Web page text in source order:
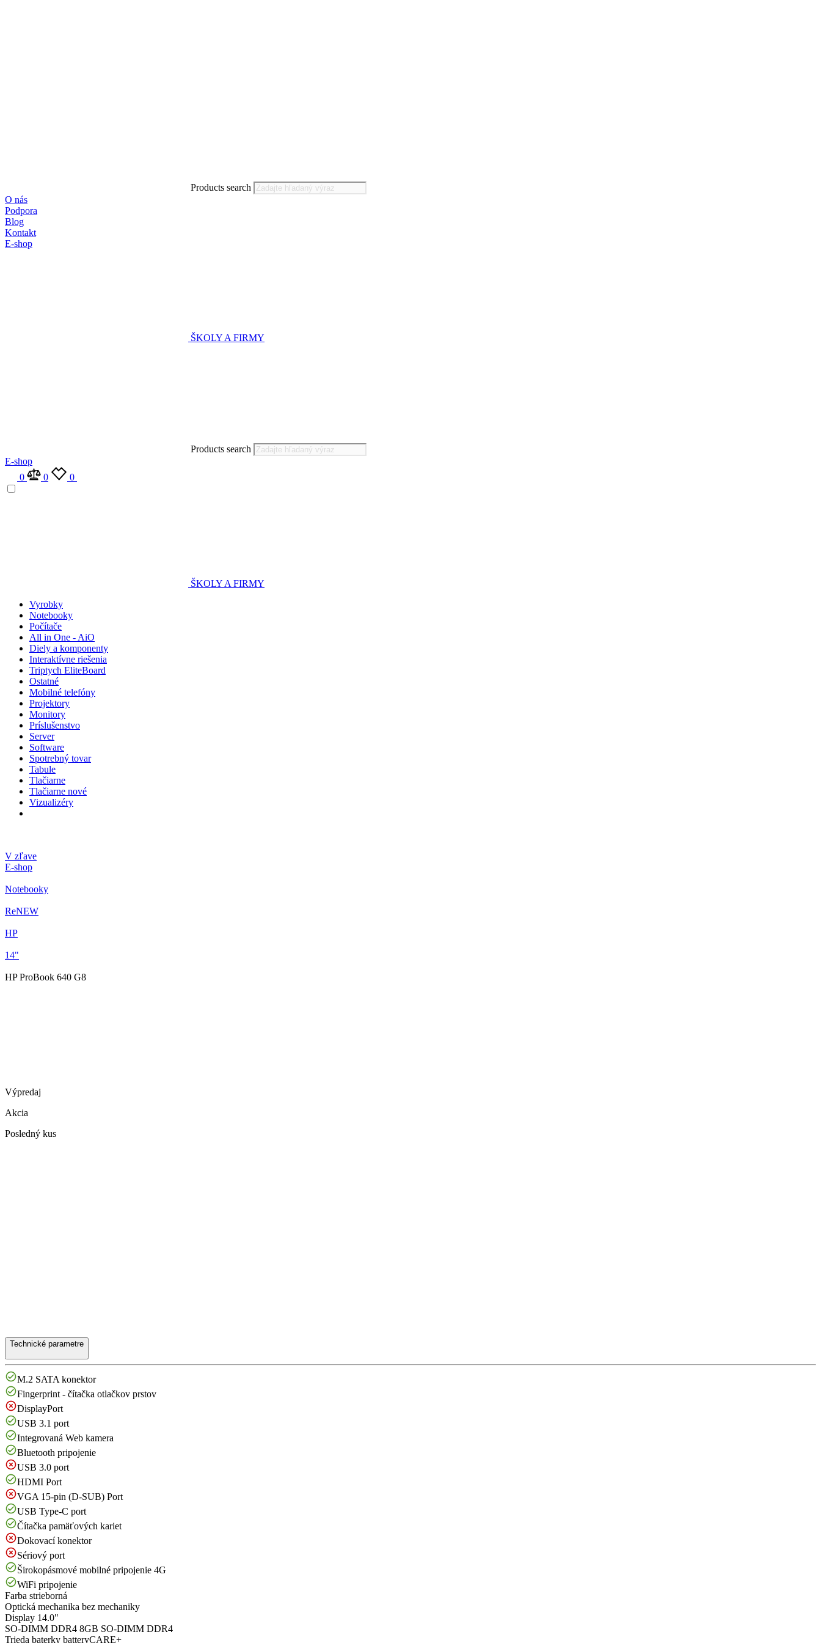
Products search
O nás
Podpora
Blog
Kontakt
E-shop
ŠKOLY A FIRMY
Products search
E-shop
0
0 0
ŠKOLY A FIRMY
Vyrobky
Notebooky
Počítače
All in One - AiO
Diely a komponenty
Interaktívne riešenia
Triptych EliteBoard
Ostatné
Mobilné telefóny
Projektory
Monitory
Príslušenstvo
Server
Software
Spotrebný tovar
Tabule
Tlačiarne
Tlačiarne nové
Vizualizéry
V zľave
E-shop
Notebooky
ReNEW
HP
14"
HP ProBook 640 G8
Výpredaj
Akcia
Posledný kus
Technické parametre
M.2 SATA konektor
Fingerprint - čítačka otlačkov prstov
DisplayPort
USB 3.1 port
Integrovaná Web kamera
Bluetooth pripojenie
USB 3.0 port
HDMI Port
VGA 15-pin (D-SUB) Port
USB Type-C port
Čítačka pamäťových kariet
Dokovací konektor
Sériový port
Širokopásmové mobilné pripojenie 4G
WiFi pripojenie
Farba strieborná
Optická mechanika bez mechaniky
Display 14.0"
SO-DIMM DDR4 8GB SO-DIMM DDR4
Trieda baterky batteryCARE+